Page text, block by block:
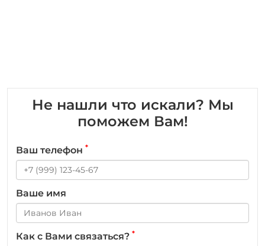
Не нашли что искали? Мы
поможем Вам!
Ваш телефон *
Ваше имя
Как с Вами связаться? *